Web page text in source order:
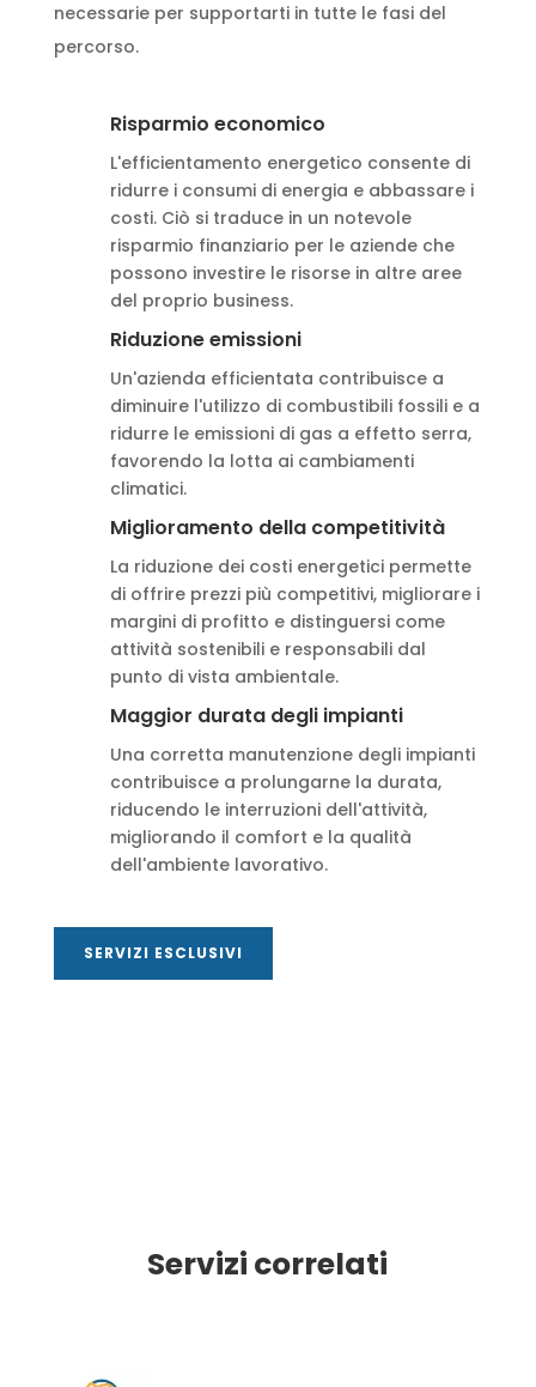
necessarie per supportarti in tutte le fasi del
percorso.
Risparmio economico
L'efficientamento energetico consente di
ridurre i consumi di energia e abbassare i
costi. Ciò si traduce in un notevole
risparmio finanziario per le aziende che
possono investire le risorse in altre aree
del proprio business.
Riduzione emissioni
Un'azienda efficientata contribuisce a
diminuire l'utilizzo di combustibili fossili e a
ridurre le emissioni di gas a effetto serra,
favorendo la lotta ai cambiamenti
climatici.
Miglioramento della competitività
La riduzione dei costi energetici permette
di offrire prezzi più competitivi, migliorare i
margini di profitto e distinguersi come
attività sostenibili e responsabili dal
punto di vista ambientale.
Maggior durata degli impianti
Una corretta manutenzione degli impianti
contribuisce a prolungarne la durata,
riducendo le interruzioni dell'attività,
migliorando il comfort e la qualità
dell'ambiente lavorativo.
SERVIZI ESCLUSIVI
Servizi correlati